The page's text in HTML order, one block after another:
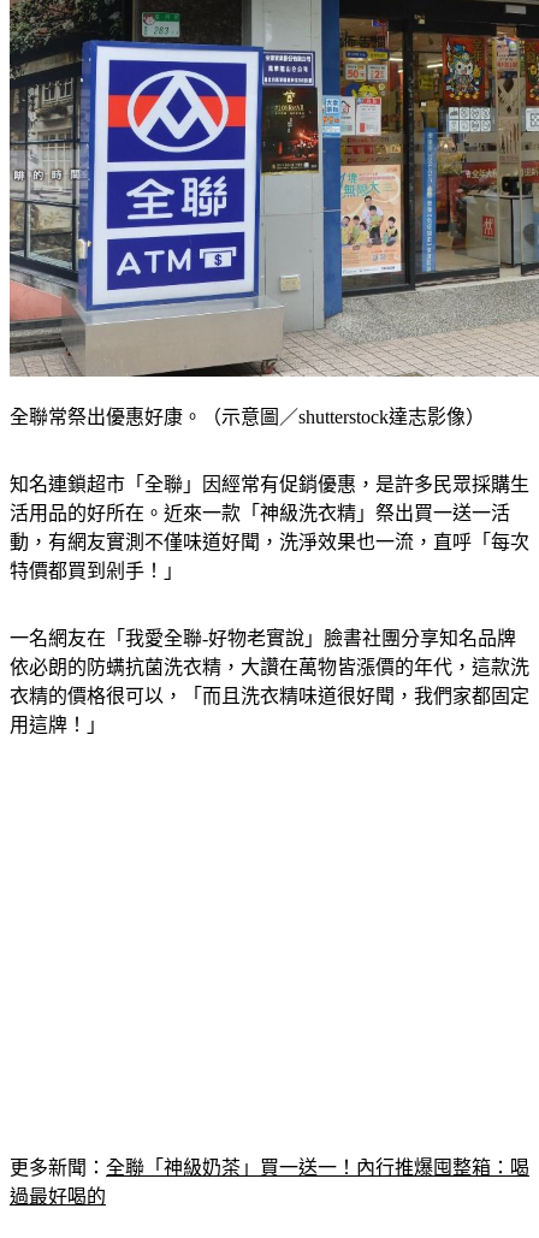
全聯常祭出優惠好康。（示意圖／shutterstock達志影像）
知名連鎖超市「全聯」因經常有促銷優惠，是許多民眾採購生
活用品的好所在。近來一款「神級洗衣精」祭出買一送一活
動，有網友實測不僅味道好聞，洗淨效果也一流，直呼「每次
特價都買到剁手！」
一名網友在「我愛全聯-好物老實說」臉書社團分享知名品牌
依必朗的防螨抗菌洗衣精，大讚在萬物皆漲價的年代，這款洗
衣精的價格很可以，「而且洗衣精味道很好聞，我們家都固定
用這牌！」
更多新聞： 全聯「神級奶茶」買一送一！內行推爆囤整箱：喝
過最好喝的